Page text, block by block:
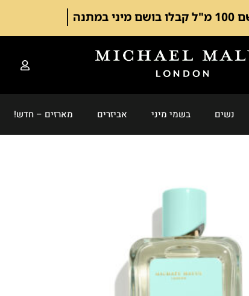
משלוח חינם בקניה מעל 249 ש"ח
נשים בשמי מיני אביזרים מארזים – חדש!